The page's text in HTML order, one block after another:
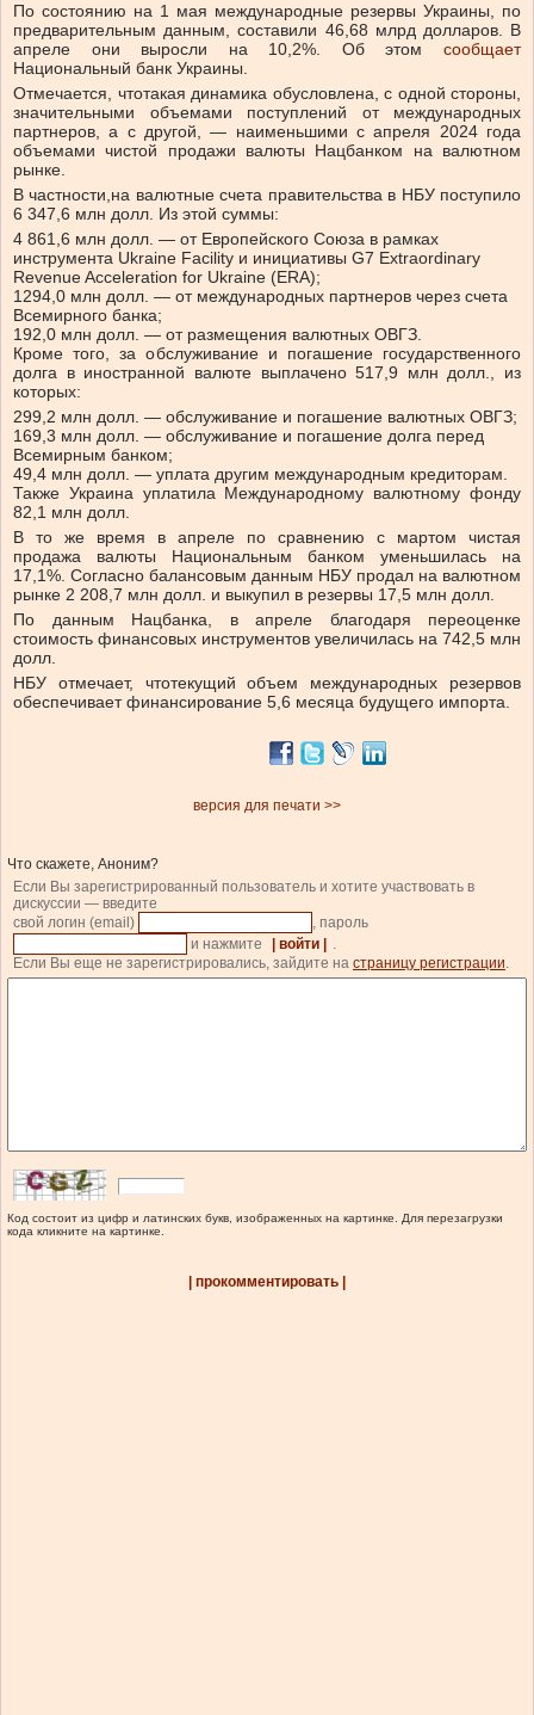
По состоянию на 1 мая международные резервы Украины, по
предварительным данным, составили 46,68 млрд долларов. В
апреле они выросли на 10,2%.
Об этомсообщает
Национальный банк Украины.
Отмечается, чтотакая динамика обусловлена, с одной стороны,
значительными объемами поступлений от международных
партнеров, а с другой, — наименьшими с апреля 2024 года
объемами чистой продажи валюты Нацбанком на валютном
рынке.
В частности,на валютные счета правительства в НБУ поступило
6 347,6 млн долл. Из этой суммы:
4 861,6 млн долл. — от Европейского Союза в рамках
инструмента Ukraine Facility и инициативы G7 Extraordinary
Revenue Acceleration for Ukraine (ERA);
1294,0 млн долл. — от международных партнеров через счета
Всемирного банка;
192,0 млн долл. — от размещения валютных ОВГЗ.
Кроме того, за обслуживание и погашение государственного
долга в иностранной валюте выплачено 517,9 млн долл., из
которых:
299,2 млн долл. — обслуживание и погашение валютных ОВГЗ;
169,3 млн долл. — обслуживание и погашение долга перед
Всемирным банком;
49,4 млн долл. — уплата другим международным кредиторам.
Также Украина уплатила Международному валютному фонду
82,1 млн долл.
В то же время в апреле по сравнению с мартом чистая
продажа валюты Национальным банком уменьшилась на
17,1%. Согласно балансовым данным НБУ продал на валютном
рынке 2 208,7 млн долл. и выкупил в резервы 17,5 млн долл.
По данным Нацбанка, в апреле благодаря переоценке
стоимость финансовых инструментов увеличилась на 742,5 млн
долл.
НБУ отмечает, чтотекущий объем международных резервов
обеспечивает финансирование 5,6 месяца будущего импорта.
версия для печати >>
Что скажете, Аноним?
Если Вы зарегистрированный пользователь и хотите участвовать в
дискуссии — введите
свой логин (email)
, пароль
и нажмите
| войти |
.
Если Вы еще не зарегистрировались, зайдите на страницу регистрации.
Код состоит из цифр и латинских букв, изображенных на картинке. Для перезагрузки
кода кликните на картинке.
| прокомментировать |